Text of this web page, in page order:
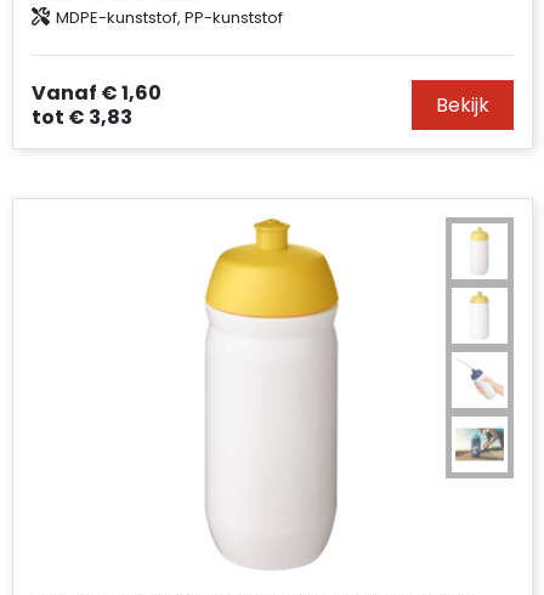
MDPE-kunststof, PP-kunststof
Vanaf € 1,60
tot € 3,83 Bekijk